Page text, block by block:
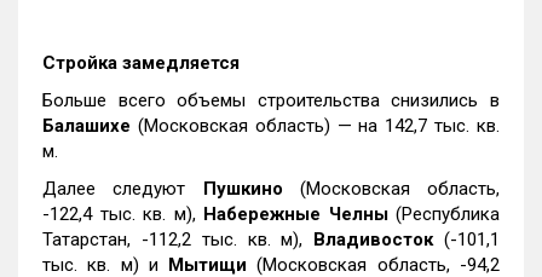
Стройка замедляется
Больше всего объемы строительства снизились в
Балашихе (Московская область) — на 142,7 тыс. кв.
м.
Далее следуют Пушкино (Московская область,
-122,4 тыс. кв. м), Набережные Челны(Республика
Татарстан, -112,2 тыс. кв. м), Владивосток(-101,1
тыс. кв. м) и Мытищи (Московская область, -94,2